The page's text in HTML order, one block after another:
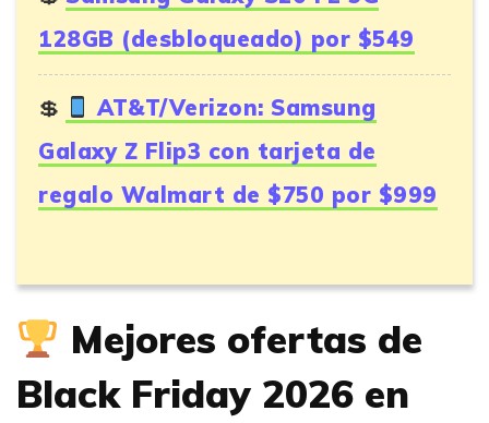
128GB (desbloqueado) por $549
AT&T/Verizon: Samsung
Galaxy Z Flip3 con tarjeta de
regalo Walmart de $750 por $999
Mejores ofertas de
Black Friday 2026 en